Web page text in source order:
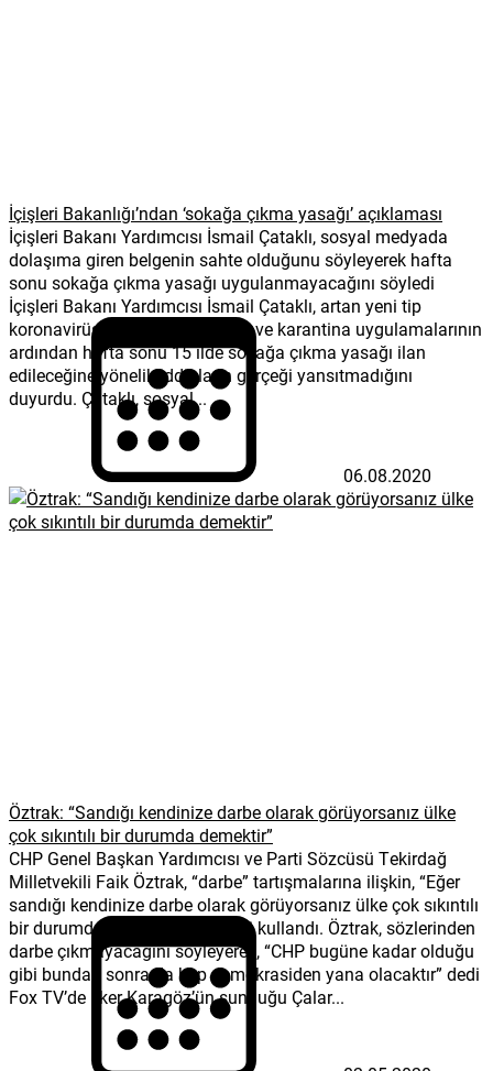
İçişleri Bakanlığı’ndan ‘sokağa çıkma yasağı’ açıklaması
İçişleri Bakanı Yardımcısı İsmail Çataklı, sosyal medyada
dolaşıma giren belgenin sahte olduğunu söyleyerek hafta
sonu sokağa çıkma yasağı uygulanmayacağını söyledi
İçişleri Bakanı Yardımcısı İsmail Çataklı, artan yeni tip
koronavirüs (Covid-19) vakaları ve karantina uygulamalarının
ardından hafta sonu 15 ilde sokağa çıkma yasağı ilan
edileceğine yönelik iddiaların gerçeği yansıtmadığını
duyurdu. Çataklı, sosyal...
06.08.2020
Öztrak: “Sandığı kendinize darbe olarak görüyorsanız ülke
çok sıkıntılı bir durumda demektir”
CHP Genel Başkan Yardımcısı ve Parti Sözcüsü Tekirdağ
Milletvekili Faik Öztrak, “darbe” tartışmalarına ilişkin, “Eğer
sandığı kendinize darbe olarak görüyorsanız ülke çok sıkıntılı
bir durumda demektir” ifadesini kullandı. Öztrak, sözlerinden
darbe çıkmayacağını söyleyerek, “CHP bugüne kadar olduğu
gibi bundan sonra da hep demokrasiden yana olacaktır” dedi
Fox TV’de İlker Karagöz’ün sunduğu Çalar...